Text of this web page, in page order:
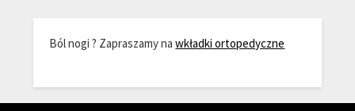
Ból nogi ? Zapraszamy nawkładki ortopedyczne